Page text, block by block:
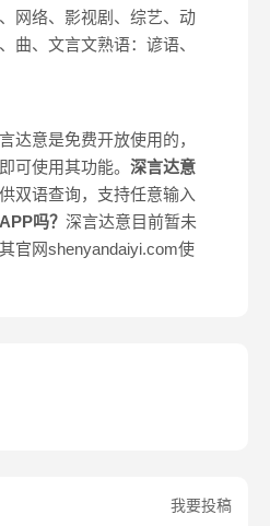
网络、影视剧、综艺、动
曲、文言文熟语：谚语、
达意是免费开放使用的，
可使用其功能。 深言达意
双语查询，支持任意输入
吗？ 深言达意目前暂未
官网shenyandaiyi.com使
我要投稿